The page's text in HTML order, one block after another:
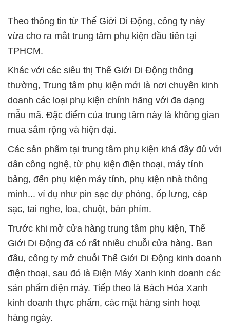
Theo thông tin từ Thế Giới Di Động, công ty này
vừa cho ra mắt trung tâm phụ kiện đầu tiên tại
TPHCM.
Khác với các siêu thị Thế Giới Di Động thông
thường, Trung tâm phụ kiện mới là nơi chuyên kinh
doanh các loại phụ kiện chính hãng với đa dạng
mẫu mã. Đặc điểm của trung tâm này là không gian
mua sắm rộng và hiện đại.
Các sản phẩm tại trung tâm phụ kiện khá đầy đủ với
dân công nghệ, từ phụ kiện điện thoại, máy tính
bảng, đến phụ kiện máy tính, phụ kiện nhà thông
minh... ví dụ như pin sạc dự phòng, ốp lưng, cáp
sạc, tai nghe, loa, chuột, bàn phím.
Trước khi mở cửa hàng trung tâm phụ kiện, Thế
Giới Di Động đã có rất nhiều chuỗi cửa hàng. Ban
đầu, công ty mở chuỗi Thế Giới Di Động kinh doanh
điện thoại, sau đó là Điện Máy Xanh kinh doanh các
sản phẩm điện máy. Tiếp theo là Bách Hóa Xanh
kinh doanh thực phẩm, các mặt hàng sinh hoạt
hàng ngày.